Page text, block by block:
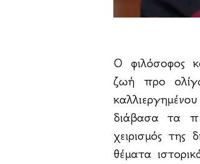
Ο φιλόσοφος
ζωή προ
διάβασα τα
χειρισμός της
θέματα